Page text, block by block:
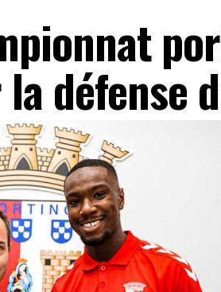
défense